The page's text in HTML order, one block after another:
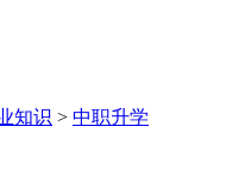
知识 > 中职升学